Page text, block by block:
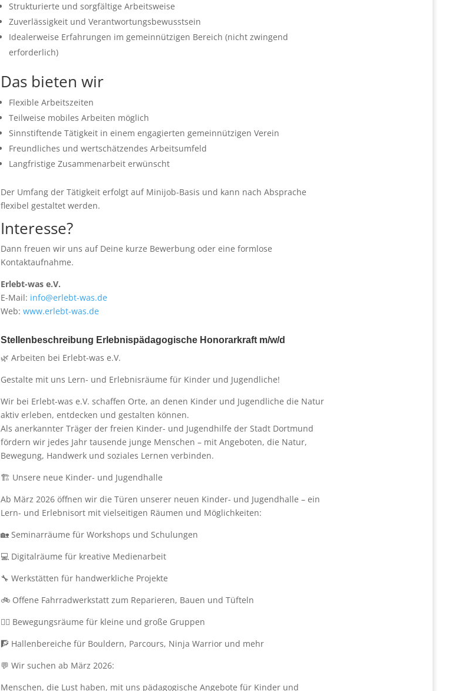
Strukturierte und sorgfältige Arbeitsweise
Zuverlässigkeit und Verantwortungsbewusstsein
Idealerweise Erfahrungen im gemeinnützigen Bereich (nicht zwingend
erforderlich)
Das bieten wir
Flexible Arbeitszeiten
Teilweise mobiles Arbeiten möglich
Sinnstiftende Tätigkeit in einem engagierten gemeinnützigen Verein
Freundliches und wertschätzendes Arbeitsumfeld
Langfristige Zusammenarbeit erwünscht
Der Umfang der Tätigkeit erfolgt auf Minijob-Basis und kann nach Absprache
flexibel gestaltet werden.
Interesse?
Dann freuen wir uns auf Deine kurze Bewerbung oder eine formlose
Kontaktaufnahme.
Erlebt-was e.V.
E-Mail: info@erlebt-was.de
Web:www.erlebt-was.de
Stellenbeschreibung Erlebnispädagogische Honorarkraft m/w/d
🌿 Arbeiten bei Erlebt-was e.V.
Gestalte mit uns Lern- und Erlebnisräume für Kinder und Jugendliche!
Wir bei Erlebt-was e.V. schaffen Orte, an denen Kinder und Jugendliche die Natur
aktiv erleben, entdecken und gestalten können.
Als anerkannter Träger der freien Kinder- und Jugendhilfe der Stadt Dortmund
fördern wir jedes Jahr tausende junge Menschen – mit Angeboten, die Natur,
Bewegung, Handwerk und soziales Lernen verbinden.
🏗️ Unsere neue Kinder- und Jugendhalle
Ab März 2026 öffnen wir die Türen unserer neuen Kinder- und Jugendhalle – ein
Lern- und Erlebnisort mit vielseitigen Räumen und Möglichkeiten:
🏡 Seminarräume für Workshops und Schulungen
💻 Digitalräume für kreative Medienarbeit
🔧 Werkstätten für handwerkliche Projekte
🚲 Offene Fahrradwerkstatt zum Reparieren, Bauen und Tüfteln
🤸‍♀️ Bewegungsräume für kleine und große Gruppen
🧗 Hallenbereiche für Bouldern, Parcours, Ninja Warrior und mehr
💬 Wir suchen ab März 2026:
Menschen, die Lust haben, mit uns pädagogische Angebote für Kinder und